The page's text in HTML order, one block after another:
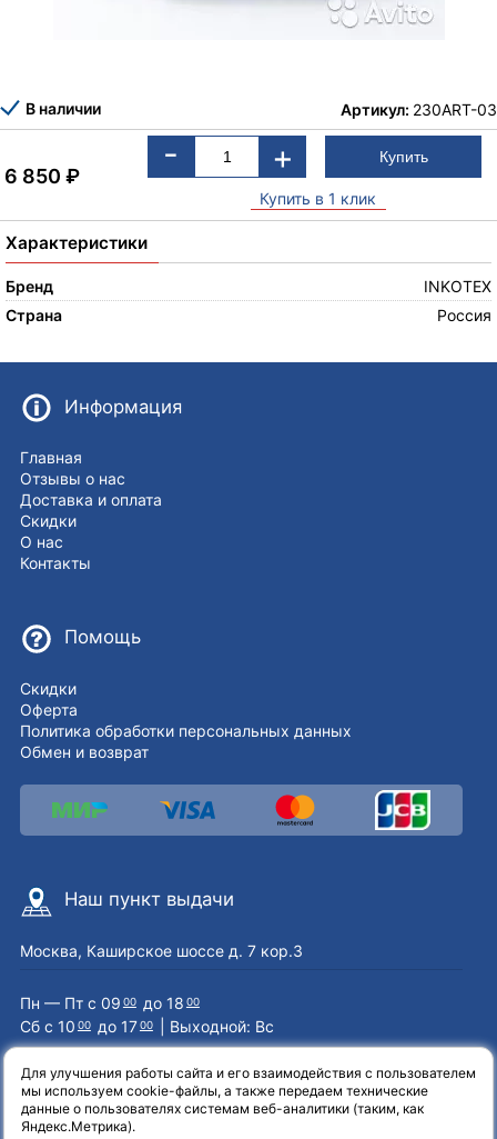
В наличии Артикул: 230ART-03
6 850₽
- +
Купить в 1 клик
Характеристики
Бренд
INKOTEX
Страна
Россия
Информация
Главная
Отзывы о нас
Доставка и оплата
Скидки
О нас
Контакты
Помощь
Скидки
Оферта
Политика обработки персональных данных
Обмен и возврат
Наш пункт выдачи
Москва, Каширское шоссе д. 7 кор.3
Пн — Пт с 09 00 до 18 00
Сб с 10 00 до 1700 | Выходной: Вс
Наши контакты
Для улучшения работы сайта и его взаимодействия с пользователем
мы используем cookie-файлы, а также передаем технические
данные о пользователях системам веб-аналитики (таким, как
Яндекс.Метрика).